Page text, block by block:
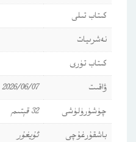
كىتاب تىلى
نەشرىيات
كىتاب تۈرى
ۋاقىت
2026/06/07
چۈشۈرۈلۈشى
32 قېتىم
باشقۇرغۇچى
ئۇيغۇر